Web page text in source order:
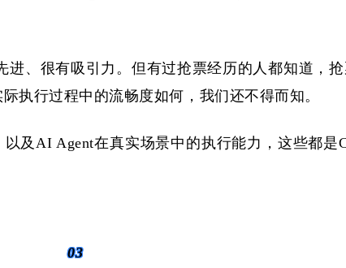
、很有吸引力。但有过抢票经历的人都知道，
执行过程中的流畅度如何，我们还不得而知。
及AI Agent在真实场景中的执行能力，这些都是
03